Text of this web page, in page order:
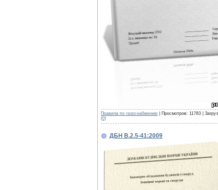
Правила по газоснабжению | Просмотров: 11783 |
(0)
ДБН В.2.5-41:2009